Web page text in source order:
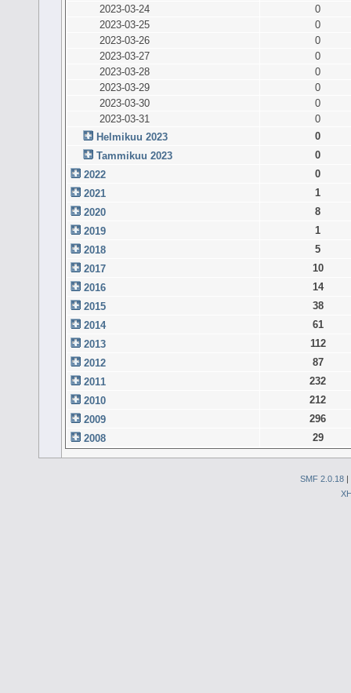
2023-03-24
0
2023-03-25
0
2023-03-26
0
2023-03-27
0
2023-03-28
0
2023-03-29
0
2023-03-30
0
2023-03-31
0
Helmikuu 2023
0
Tammikuu 2023
0
2022
0
2021
1
2020
8
2019
1
2018
5
2017
10
2016
14
2015
38
2014
61
2013
112
2012
87
2011
232
2010
212
2009
296
2008
29
SMF 2.0.18 |